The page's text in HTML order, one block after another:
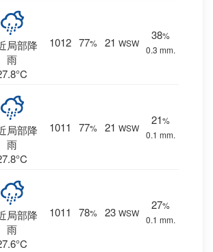
局部降
雨
1012 77% 21 WSW
38%
0.3 mm.
局部降
雨
1011 77% 21 WSW
21%
0.1 mm.
局部降
雨
1011 78% 23 WSW
27%
0.1 mm.